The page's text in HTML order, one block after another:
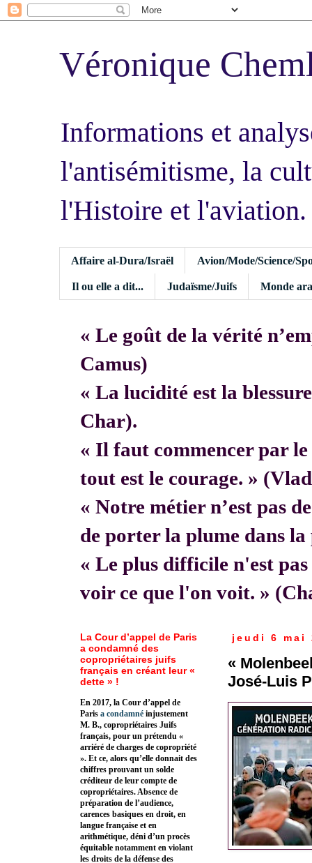
Véronique
Informations et
l'antisémitisme, la
l'Histoire et l'aviation.
Affaire al-Dura/Israël Avion/Mode/Science/
Il ou elle a dit... Judaïsme/Juifs Monde
« Le goût de la vérité
Camus)
« La lucidité est la
Char).
« Il faut commencer par le
tout est le courage. »
« Notre métier n’est pas
de porter la plume dans
« Le plus difficile n'est
voir ce que l'on voit. »
jeudi 6 mai
«
José-Luis
La Cour d’appel de Paris
a condamné des
copropriétaires juifs
français en créant leur «
dette » !
En 2017, la Cour d’appel de
Paris a condamné injustement
M. B., copropriétaires Juifs
français, pour un prétendu «
arriéré de charges de copropriété
». Et ce, alors qu’elle donnait des
chiffres prouvant un solde
créditeur de leur compte de
copropriétaires. Absence de
préparation de l’audience,
carences basiques en droit, en
langue française et en
arithmétique, déni d’un procès
équitable notamment en violant
les droits de la défense des